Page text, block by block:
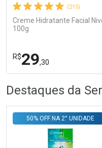
(215)
Creme Hidratante Facial
100g
R$29,30
Laboratório
Por Menos
Destaques da
50% OFF NA 2° UNIDADE